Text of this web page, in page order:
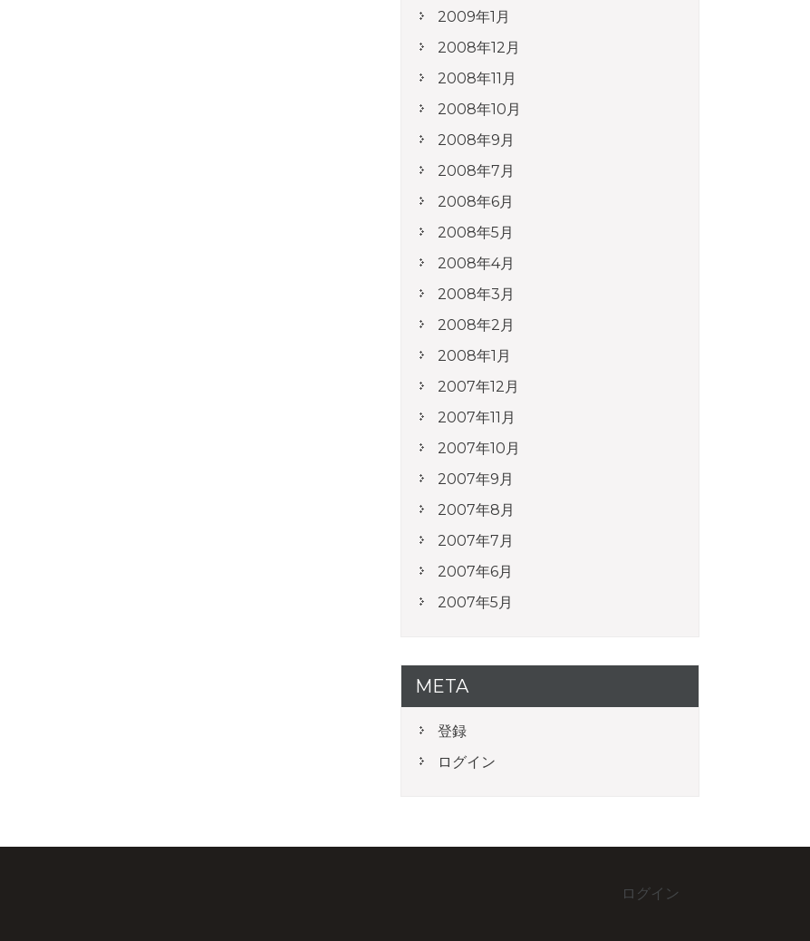
2009年1月
2008年12月
2008年11月
2008年10月
2008年9月
2008年7月
2008年6月
2008年5月
2008年4月
2008年3月
2008年2月
2008年1月
2007年12月
2007年11月
2007年10月
2007年9月
2007年8月
2007年7月
2007年6月
2007年5月
META
登録
ログイン
ログイン